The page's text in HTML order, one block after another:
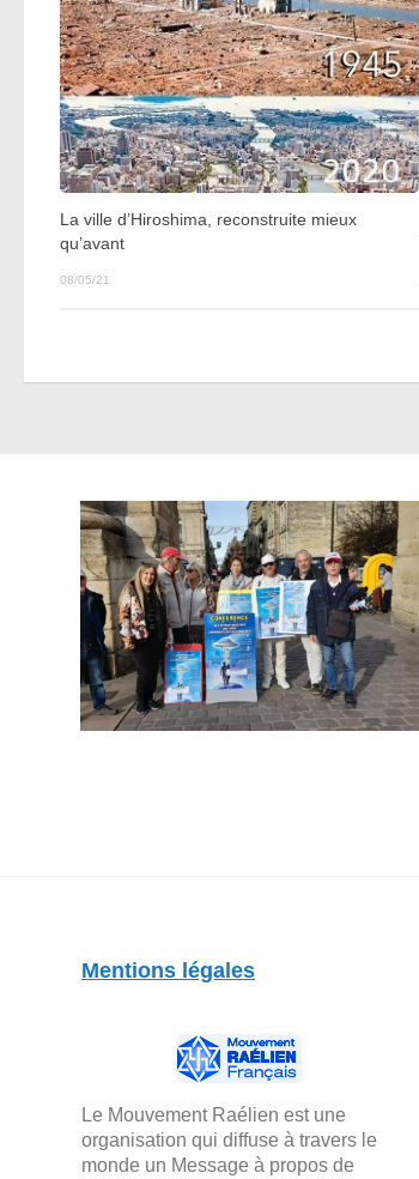
La ville d’Hiroshima, reconstruite mieux
qu’avant
08/05/21
Mentions légales
Le Mouvement Raélien est une
organisation qui diffuse à travers le
monde un Message à propos de